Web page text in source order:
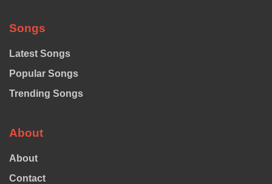
Songs
Latest Songs
Popular Songs
Trending Songs
About
About
Contact